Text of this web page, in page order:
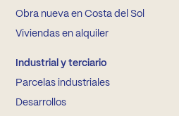
Obra nueva en Costa del Sol
Viviendas en alquiler
Industrial y terciario
Parcelas industriales
Desarrollos